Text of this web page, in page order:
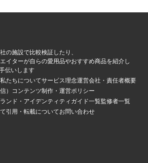
の施設で比較検証したり、
イターが自らの愛用品やおすすめ商品を紹介し
伝いします
私たちについてサービス理念運営会社・責任者概要
） コンテンツ制作・運営ポリシー
ンド・アイデンティティ ガイド一覧監修者一覧
引用・転載についてお問い合わせ